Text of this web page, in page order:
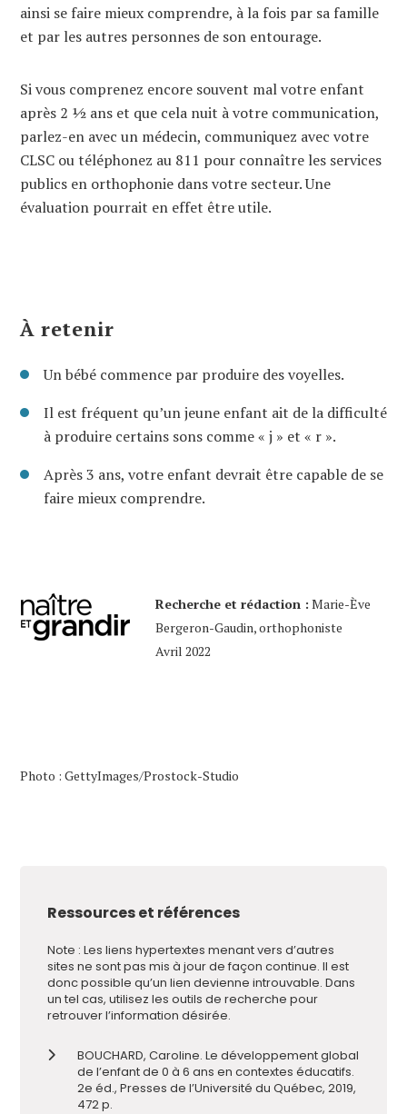
ainsi se faire mieux comprendre, à la fois par sa famille
et par les autres personnes de son entourage.
Si vous comprenez encore souvent mal votre enfant
après 2 ½ ans et que cela nuit à votre communication,
parlez-en avec un médecin, communiquez avec votre
CLSC ou téléphonez au 811 pour connaître les services
publics en orthophonie dans votre secteur. Une
évaluation pourrait en effet être utile.
À retenir
Un bébé commence par produire des voyelles.
Il est fréquent qu’un jeune enfant ait de la difficulté
à produire certains sons comme « j » et « r ».
Après 3 ans, votre enfant devrait être capable de se
faire mieux comprendre.
Recherche et rédaction : Marie-Ève
Bergeron-Gaudin, orthophoniste
Avril 2022
Photo : GettyImages/Prostock-Studio
Ressources et références
Note : Les liens hypertextes menant vers d’autres
sites ne sont pas mis à jour de façon continue. Il est
donc possible qu’un lien devienne introuvable. Dans
un tel cas, utilisez les outils de recherche pour
retrouver l’information désirée.
BOUCHARD, Caroline. Le développement global
de l’enfant de 0 à 6 ans en contextes éducatifs.
2e éd., Presses de l’Université du Québec, 2019,
472 p.